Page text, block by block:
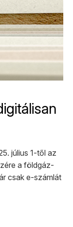
július 1-től az
a földgáz-
csak e-számlát